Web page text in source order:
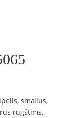
smailus,
rūgštims,